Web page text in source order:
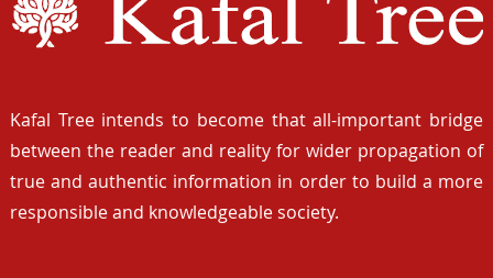
Kafal Tree intends to become that all-important bridge
between the reader and reality for wider propagation of
true and authentic information in order to build a more
responsible and knowledgeable society.